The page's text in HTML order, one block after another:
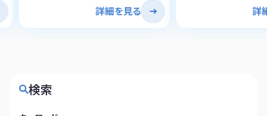
詳細を見る 詳
検索